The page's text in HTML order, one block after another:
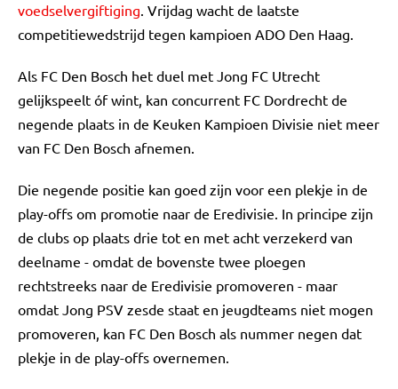
voedselvergiftiging. Vrijdag wacht de laatste
competitiewedstrijd tegen kampioen ADO Den Haag.
Als FC Den Bosch het duel met Jong FC Utrecht
gelijkspeelt óf wint, kan concurrent FC Dordrecht de
negende plaats in de Keuken Kampioen Divisie niet meer
van FC Den Bosch afnemen.
Die negende positie kan goed zijn voor een plekje in de
play-offs om promotie naar de Eredivisie. In principe zijn
de clubs op plaats drie tot en met acht verzekerd van
deelname - omdat de bovenste twee ploegen
rechtstreeks naar de Eredivisie promoveren - maar
omdat Jong PSV zesde staat en jeugdteams niet mogen
promoveren, kan FC Den Bosch als nummer negen dat
plekje in de play-offs overnemen.